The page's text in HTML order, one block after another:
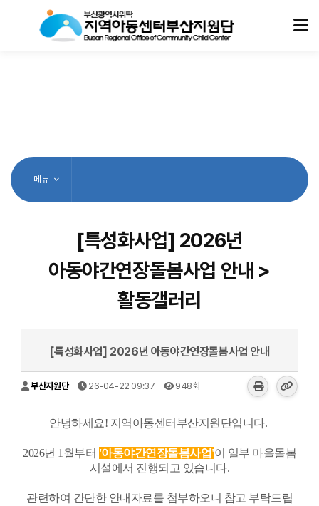
메뉴
[특성화사업] 2026년
아동야간연장돌봄사업 안내 >
활동갤러리
[특성화사업] 2026년 아동야간연장돌봄사업 안내
부산지원단 26-04-22 09:37 948회
안녕하세요! 지역아동센터부산지원단입니다.
2026년 1월부터 '아동야간연장돌봄사업'이 일부 마을돌봄
시설에서 진행되고 있습니다.
관련하여 간단한 안내자료를 첨부하오니 참고 부탁드립